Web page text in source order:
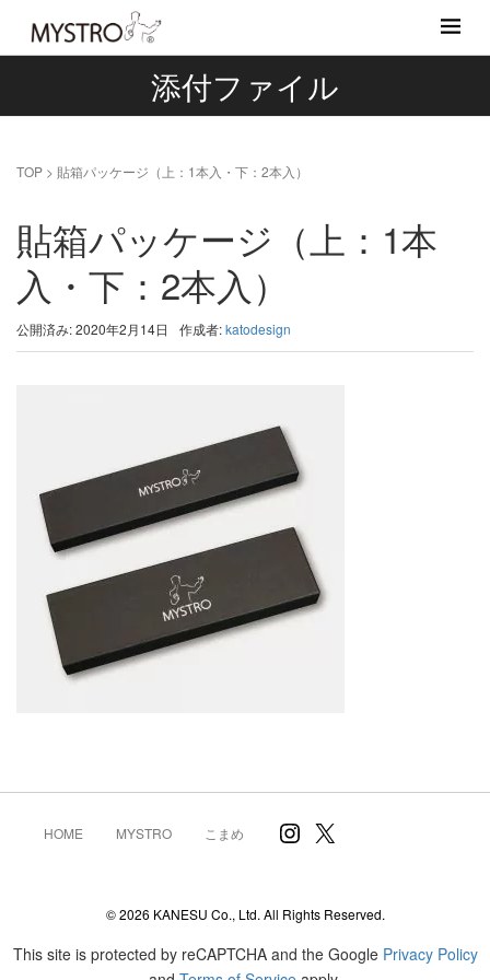
添付ファイル
TOP > 貼箱パッケージ（上：1本入・下：2本入）
貼箱パッケージ（上：1本
入・下：2本入）
公開済み: 2020年2月14日 作成者:katodesign
HOME MYSTRO こまめ Instagram
X
© 2026 KANESU Co., Ltd. All Rights Reserved.
This site is protected by reCAPTCHA and the Google Privacy Policy